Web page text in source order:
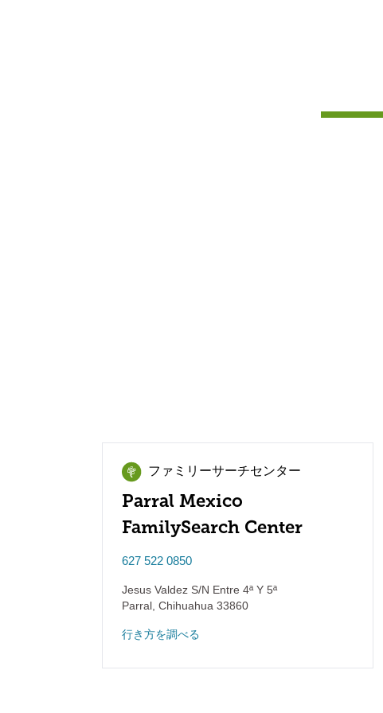
ファミリーサーチセンター
Parral Mexico
FamilySearch Center
627 522 0850
Jesus Valdez S/N Entre 4ª Y 5ª
Parral Chihuahua 33860
行き方を調べる